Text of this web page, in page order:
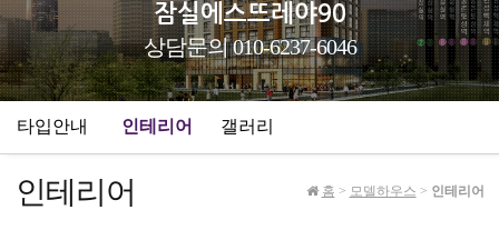
잠실에스뜨레야90
상담문의 010-6237-6046
타입안내 인테리어 갤러리
인테리어 홈 > 모델하우스 > 인테리어